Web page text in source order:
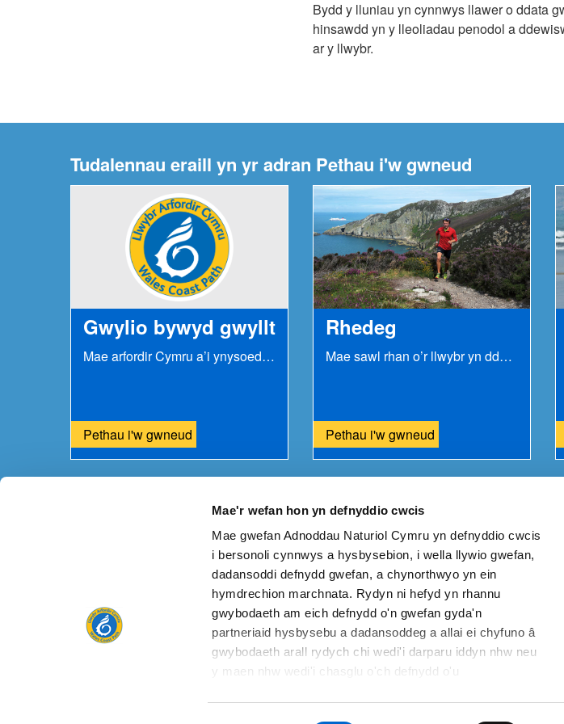
Mae'r wefan hon yn defnyddio cwcis
Mae gwefan Adnoddau Naturiol Cymru yn defnyddio cwcis
i bersonoli cynnwys a hysbysebion, i wella llywio gwefan,
dadansoddi defnydd gwefan, a chynorthwyo yn ein
hymdrechion marchnata. Rydyn ni hefyd yn rhannu
gwybodaeth am eich defnydd o'n gwefan gyda'n
partneriaid hysbysebu a dadansoddeg a allai ei chyfuno â
gwybodaeth arall rydych chi wedi'i darparu iddyn nhw neu
y maen nhw wedi'i chasglu o'ch defnydd o'u
Bydd y lluniau yn cynnwys llawer o ddata
hinsawdd yn y lleoliadau penodol a
ar y llwybr.
Tudalennau eraill yn yr adran Pethau i'w gwneud
Gwylio bywyd gwyllt
Mae arfordir Cymru a’i ynysoedd alltraeth yn adnabyddus...
Pethau i'w gwneud
Rhedeg
Mae sawl rhan o’r llwybr yn ddelfrydol i redwyr
Pethau i'w gwneud
A oes unrhyw beth o'i le ar y dudalen hon?Rhowch eich adborth i ni.
Cysylltu â ni